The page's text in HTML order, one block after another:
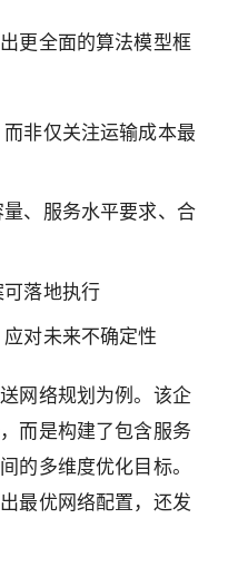
更全面的算法模型框
非仅关注运输成本最
、服务水平要求、合
落地执行
对未来不确定性
网络规划为例。该企
而是构建了包含服务
的多维度优化目标。
最优网络配置，还发